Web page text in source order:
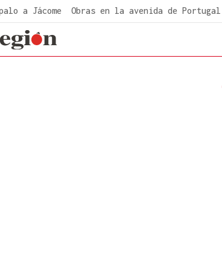
a Jácome Obras en la avenida de Portugal